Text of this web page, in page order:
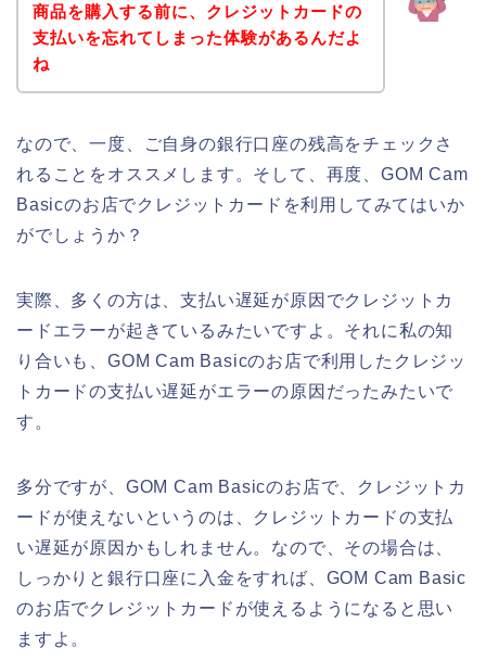
商品を購入する前に、クレジットカードの
支払いを忘れてしまった体験があるんだよ
ね
なので、一度、ご自身の銀行口座の残高をチェックさ
れることをオススメします。そして、再度、GOM Cam
Basicのお店でクレジットカードを利用してみてはいか
がでしょうか？
実際、多くの方は、支払い遅延が原因でクレジットカ
ードエラーが起きているみたいですよ。それに私の知
り合いも、GOM Cam Basicのお店で利用したクレジッ
トカードの支払い遅延がエラーの原因だったみたいで
す。
多分ですが、GOM Cam Basicのお店で、クレジットカ
ードが使えないというのは、クレジットカードの支払
い遅延が原因かもしれません。なので、その場合は、
しっかりと銀行口座に入金をすれば、GOM Cam Basic
のお店でクレジットカードが使えるようになると思い
ますよ。